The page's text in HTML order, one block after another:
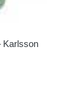
Karlsson